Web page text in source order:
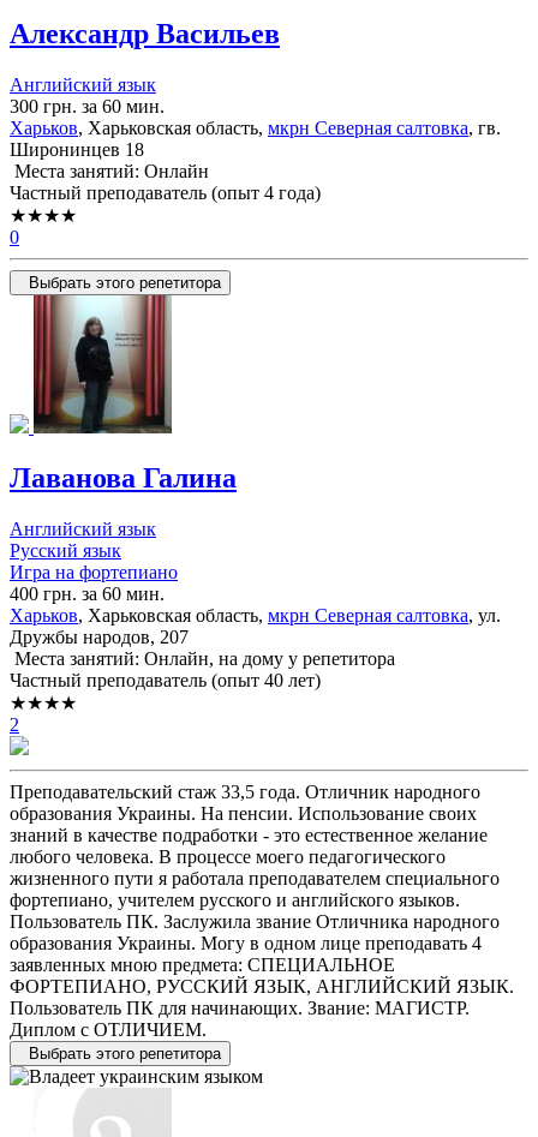
Александр Васильев
Английский язык
300 грн. за 60 мин.
Харьков, Харьковская область, мкрн Северная салтовка, гв.
Широнинцев 18
Места занятий: Онлайн
Частный преподаватель (опыт 4 года)
★★★★
0
Выбрать этого репетитора
Лаванова Галина
Английский язык
Русский язык
Игра на фортепиано
400 грн. за 60 мин.
Харьков, Харьковская область, мкрн Северная салтовка, ул.
Дружбы народов, 207
Места занятий: Онлайн, на дому у репетитора
Частный преподаватель (опыт 40 лет)
★★★★
2
Преподавательский стаж 33,5 года. Отличник народного
образования Украины. На пенсии. Использование своих
знаний в качестве подработки - это естественное желание
любого человека. В процессе моего педагогического
жизненного пути я работала преподавателем специального
фортепиано, учителем русского и английского языков.
Пользователь ПК. Заслужила звание Отличника народного
образования Украины. Могу в одном лице преподавать 4
заявленных мною предмета: СПЕЦИАЛЬНОЕ
ФОРТЕПИАНО, РУССКИЙ ЯЗЫК, АНГЛИЙСКИЙ ЯЗЫК.
Пользователь ПК для начинающих. Звание: МАГИСТР.
Диплом с ОТЛИЧИЕМ.
Выбрать этого репетитора